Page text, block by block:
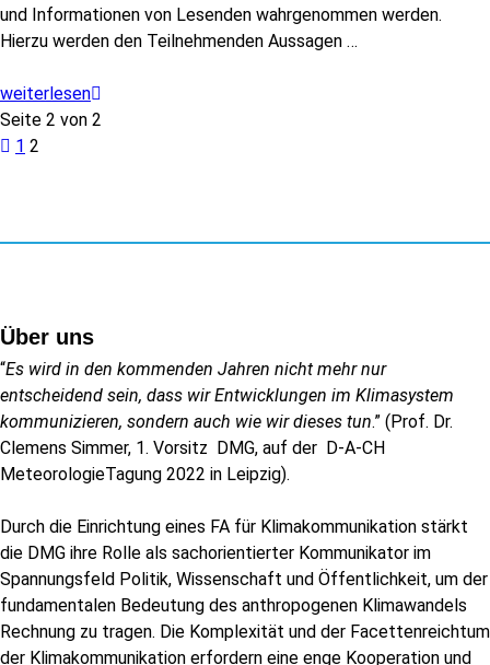
und Informationen von Lesenden wahrgenommen werden.
Hierzu werden den Teilnehmenden Aussagen …
weiterlesen
Seite 2 von 2
1 2
Über uns
“Es wird in den kommenden Jahren nicht mehr nur
entscheidend sein, dass wir Entwicklungen im Klimasystem
kommunizieren, sondern auch wie wir dieses tun.” (Prof. Dr.
Clemens Simmer, 1. Vorsitz DMG, auf der D-A-CH
MeteorologieTagung 2022 in Leipzig).
Durch die Einrichtung eines FA für Klimakommunikation stärkt
die DMG ihre Rolle als sachorientierter Kommunikator im
Spannungsfeld Politik, Wissenschaft und Öffentlichkeit, um der
fundamentalen Bedeutung des anthropogenen Klimawandels
Rechnung zu tragen. Die Komplexität und der Facettenreichtum
der Klimakommunikation erfordern eine enge Kooperation und